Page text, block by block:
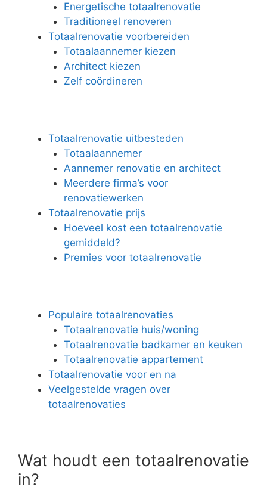
Energetische totaalrenovatie
Traditioneel renoveren
Totaalrenovatie voorbereiden
Totaalaannemer kiezen
Architect kiezen
Zelf coördineren
Totaalrenovatie uitbesteden
Totaalaannemer
Aannemer renovatie en architect
Meerdere firma’s voor
renovatiewerken
Totaalrenovatie prijs
Hoeveel kost een totaalrenovatie
gemiddeld?
Premies voor totaalrenovatie
Populaire totaalrenovaties
Totaalrenovatie huis/woning
Totaalrenovatie badkamer en keuken
Totaalrenovatie appartement
Totaalrenovatie voor en na
Veelgestelde vragen over
totaalrenovaties
Wat houdt een totaalrenovatie
in?